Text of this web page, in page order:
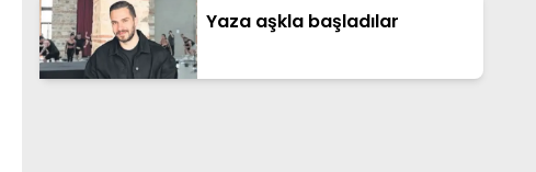
Yaza aşkla başladılar